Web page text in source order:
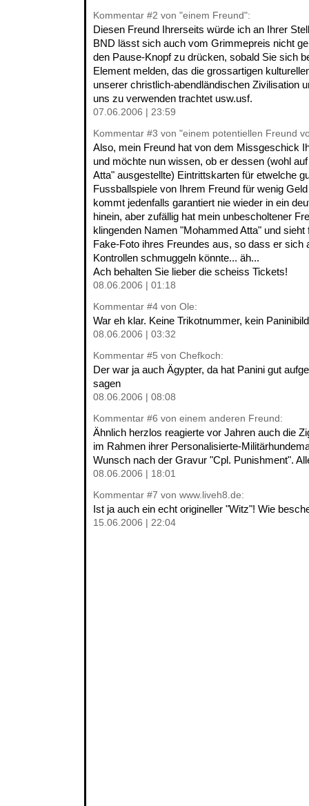
Kommentar #2 von "einem Freund":
Diesen Freund Ihrerseits würde ich an Ihrer
BND lässt sich auch vom Grimmepreis nicht
den Pause-Knopf zu drücken, sobald Sie sich
Element melden, das die grossartigen
unserer christlich-abendländischen Zivilisation
uns zu verwenden trachtet usw.usf.
07.06.2006 | 23:59
Kommentar #3 von "einem potentiellen Freund
Also, mein Freund hat von dem Missgeschick
und möchte nun wissen, ob er dessen (wohl
Atta" ausgestellte) Eintrittskarten für etwelche
Fussballspiele von Ihrem Freund für wenig
kommt jedenfalls garantiert nie wieder in ein
hinein, aber zufällig hat mein unbescholtener
klingenden Namen "Mohammed Atta" und
Fake-Foto ihres Freundes aus, so dass er sich
Kontrollen schmuggeln könnte... äh...
Ach behalten Sie lieber die scheiss Tickets!
08.06.2006 | 01:18
Kommentar #4 von Ole:
War eh klar. Keine Trikotnummer, kein
08.06.2006 | 03:32
Kommentar #5 von Chefkoch:
Der war ja auch Ägypter, da hat Panini gut
sagen
08.06.2006 | 08:08
Kommentar #6 von einem anderen Freund:
Ähnlich herzlos reagierte vor Jahren auch die
im Rahmen ihrer Personalisierte-
Wunsch nach der Gravur "Cpl. Punishment".
08.06.2006 | 18:01
Kommentar #7 von www.liveh8.de:
Ist ja auch ein echt origineller "Witz"! Wie
15.06.2006 | 22:04